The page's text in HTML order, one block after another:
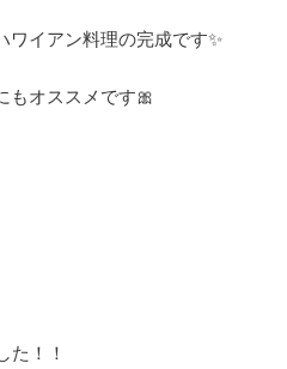
イアン料理の完成です✨
もオススメです🎀
た！！